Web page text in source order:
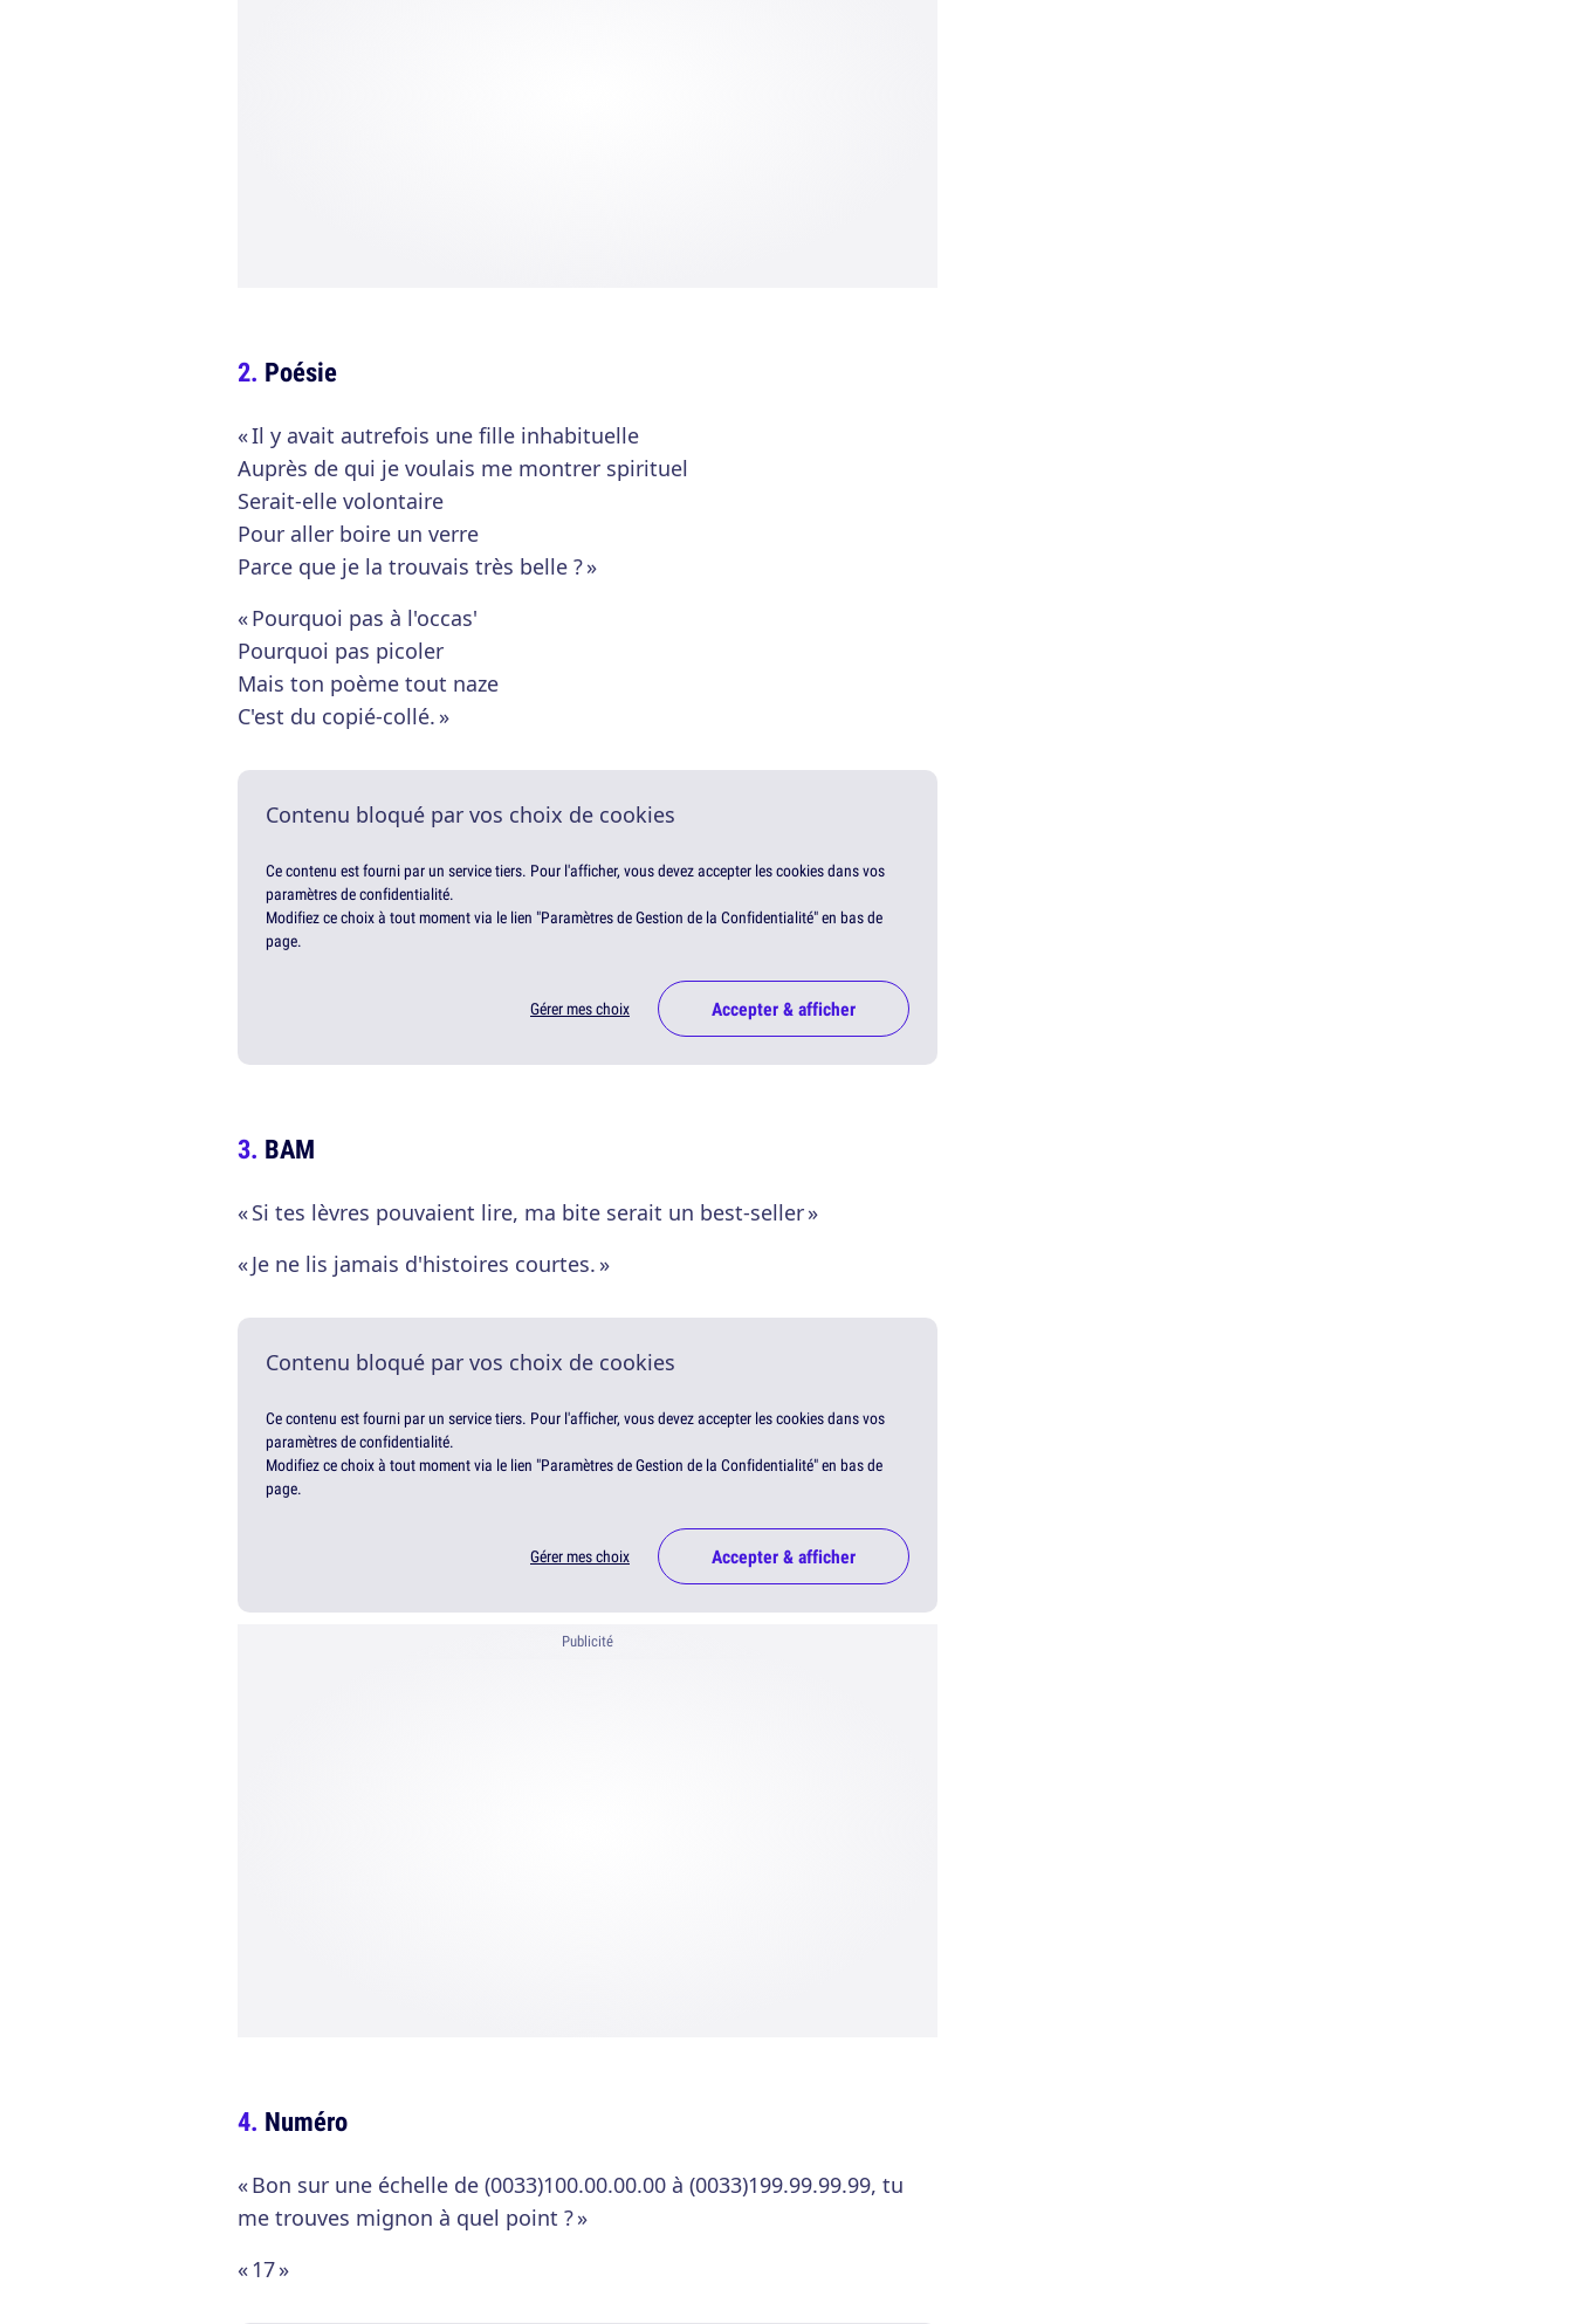
Poésie
« Il y avait autrefois une fille inhabituelle
Auprès de qui je voulais me montrer spirituel
Serait-elle volontaire
Pour aller boire un verre
Parce que je la trouvais très belle ? »
« Pourquoi pas à l'occas'
Pourquoi pas picoler
Mais ton poème tout naze
C'est du copié-collé. »
Contenu bloqué par vos choix de cookies
Ce contenu est fourni par un service tiers. Pour l'afficher, vous devez accepter les cookies dans vos
paramètres de confidentialité.
Modifiez ce choix à tout moment via le lien "Paramètres de Gestion de la Confidentialité" en bas de
page.
Gérer mes choix Accepter & afficher
BAM
« Si tes lèvres pouvaient lire, ma bite serait un best-seller »
« Je ne lis jamais d'histoires courtes. »
Contenu bloqué par vos choix de cookies
Ce contenu est fourni par un service tiers. Pour l'afficher, vous devez accepter les cookies dans vos
paramètres de confidentialité.
Modifiez ce choix à tout moment via le lien "Paramètres de Gestion de la Confidentialité" en bas de
page.
Gérer mes choix Accepter & afficher
Publicité
Numéro
« Bon sur une échelle de (0033)100.00.00.00 à (0033)199.99.99.99, tu
me trouves mignon à quel point ? »
« 17 »